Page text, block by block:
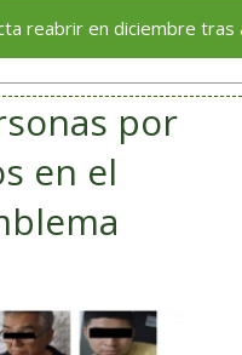
en diciembre tras avance
por
en el